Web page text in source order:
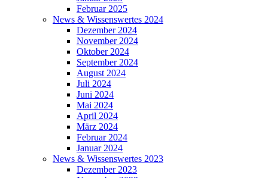
Februar 2025
News & Wissenswertes 2024
Dezember 2024
November 2024
Oktober 2024
September 2024
August 2024
Juli 2024
Juni 2024
Mai 2024
April 2024
März 2024
Februar 2024
Januar 2024
News & Wissenswertes 2023
Dezember 2023